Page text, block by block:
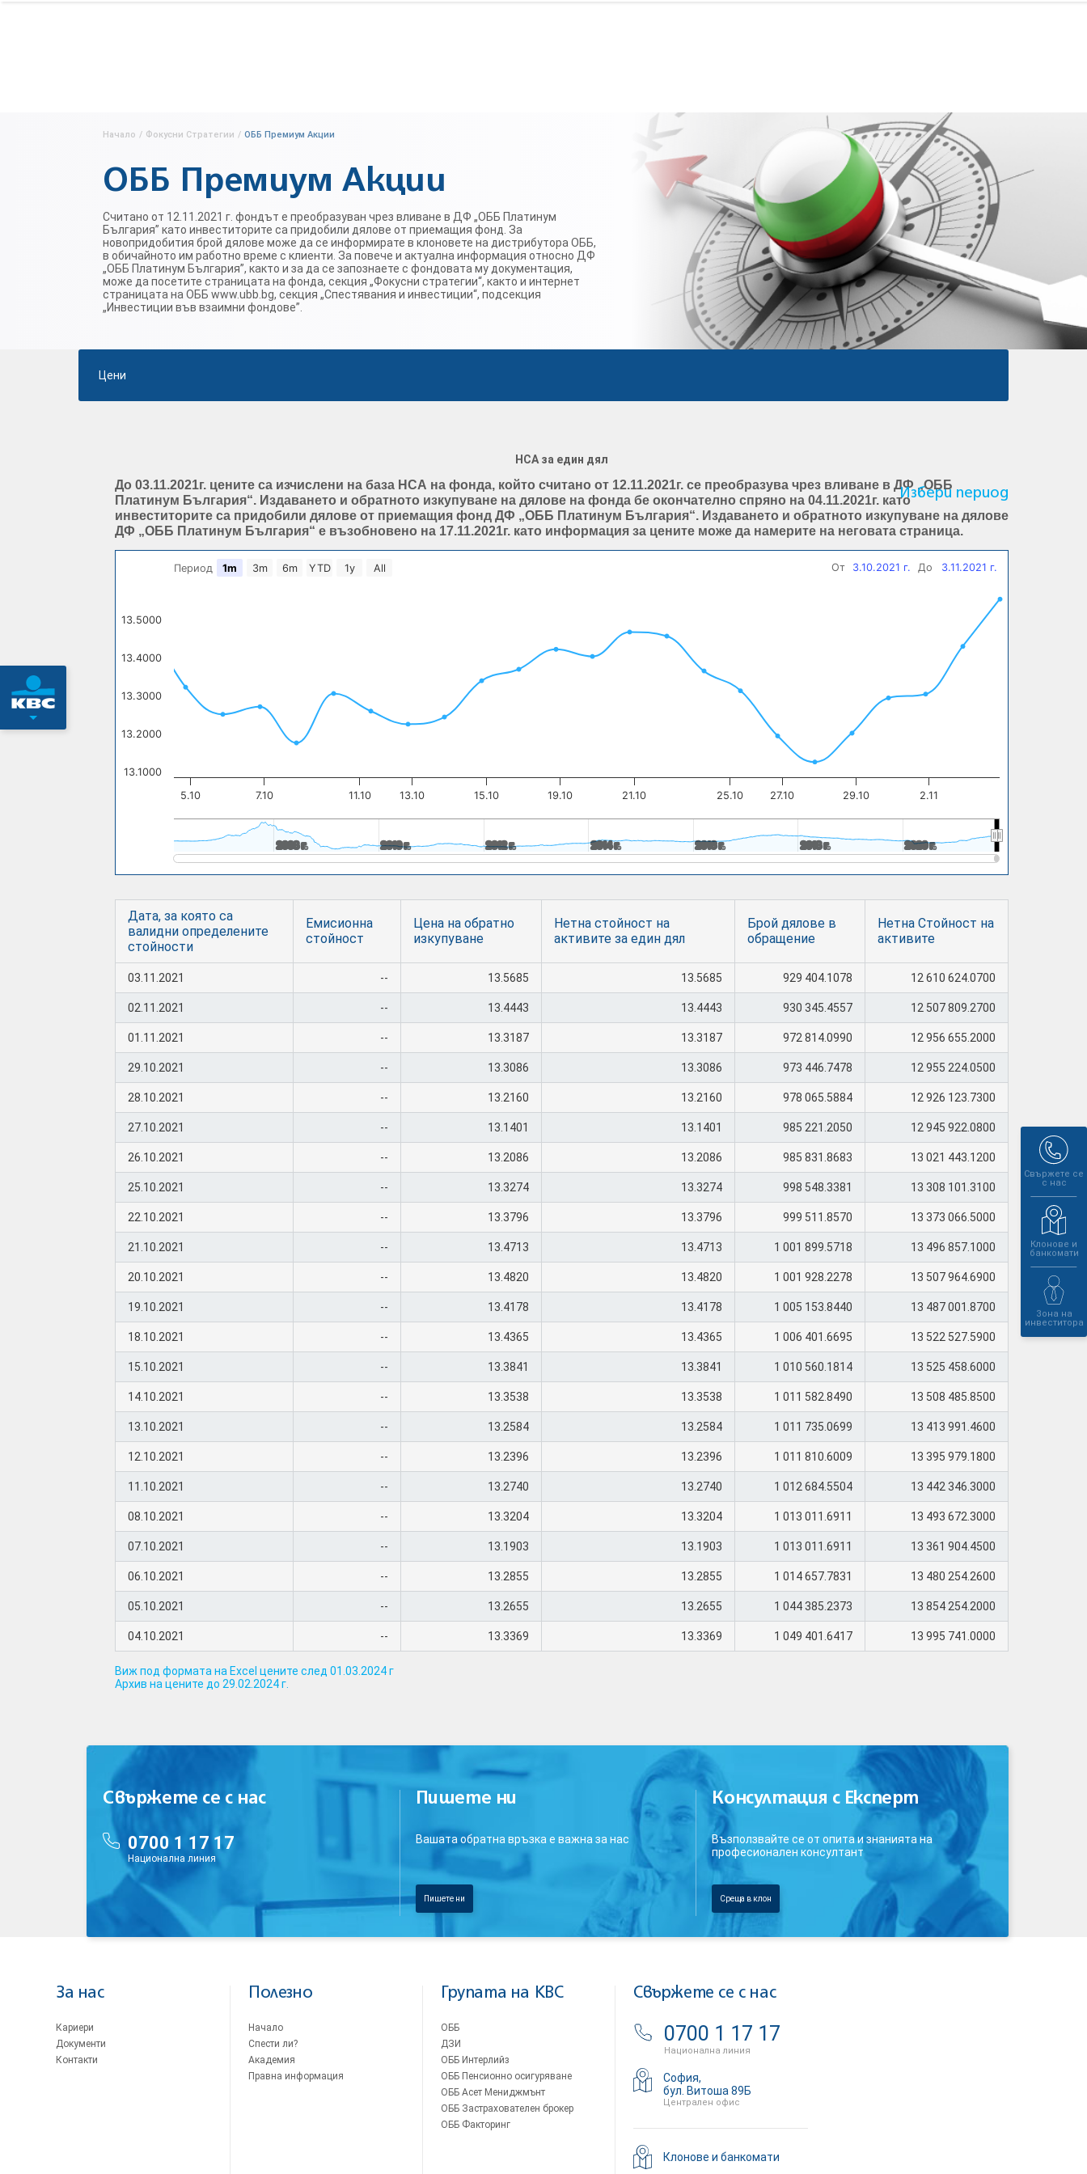
Свържете се
с нас
Клонове и
банкомати
Зона на
инвеститора
Начало / Фокусни Стратегии / ОББ Премиум Акции
ОББ Премиум Акции
Считано от 12.11.2021 г. фондът е преобразуван чрез вливане в ДФ „ОББ Платинум
България” като инвеститорите са придобили дялове от приемащия фонд. За
новопридобития брой дялове може да се информирате в клоновете на дистрибутора ОББ,
в обичайното им работно време с клиенти. За повече и актуална информация относно ДФ
„ОББ Платинум България”, както и за да се запознаете с фондовата му документация,
може да посетите страницата на фонда, секция „Фокусни стратегии“, както и интернет
страницата на ОББ www.ubb.bg, секция „Спестявания и инвестиции“, подсекция
„Инвестиции във взаимни фондове”.
Цени
Избери период
НСА за един дял
До 03.11.2021г. цените са изчислени на база НСА на фонда, който считано от 12.11.2021г. се преобразува чрез вливане в ДФ „ОББ
Платинум България“. Издаването и обратното изкупуване на дялове на фонда бе окончателно спряно на 04.11.2021г. като
инвеститорите са придобили дялове от приемащия фонд ДФ „ОББ Платинум България“. Издаването и обратното изкупуване на дялове
ДФ „ОББ Платинум България“ е възобновено на 17.11.2021г. като информация за цените може да намерите на неговата страница.
Период 1m 3m 6m YTD 1y All От 3.10.2021 г. До 3.11.2021 г.
5.10 7.10 11.10 13.10 15.10 19.10 21.10 25.10 27.10 29.10 2.11
2008 г.
2008 г. 2010 г.
2010 г. 2012 г.
2012 г. 2014 г.
2014 г. 2016 г.
2016 г. 2018 г.
2018 г. 2020 г.
2020 г.
13.1000
13.2000
13.3000
13.4000
13.5000
Дата, за която са
валидни определените
стойности
Емисионна
стойност
Цена на обратно
изкупуване
Нетна стойност на
активите за един дял
Брой дялове в
обращение
Нетна Стойност на
активите
03.11.2021 -- 13.5685 13.5685 929 404.1078 12 610 624.0700
02.11.2021 -- 13.4443 13.4443 930 345.4557 12 507 809.2700
01.11.2021 -- 13.3187 13.3187 972 814.0990 12 956 655.2000
29.10.2021 -- 13.3086 13.3086 973 446.7478 12 955 224.0500
28.10.2021 -- 13.2160 13.2160 978 065.5884 12 926 123.7300
27.10.2021 -- 13.1401 13.1401 985 221.2050 12 945 922.0800
26.10.2021 -- 13.2086 13.2086 985 831.8683 13 021 443.1200
25.10.2021 -- 13.3274 13.3274 998 548.3381 13 308 101.3100
22.10.2021 -- 13.3796 13.3796 999 511.8570 13 373 066.5000
21.10.2021 -- 13.4713 13.4713 1 001 899.5718 13 496 857.1000
20.10.2021 -- 13.4820 13.4820 1 001 928.2278 13 507 964.6900
19.10.2021 -- 13.4178 13.4178 1 005 153.8440 13 487 001.8700
18.10.2021 -- 13.4365 13.4365 1 006 401.6695 13 522 527.5900
15.10.2021 -- 13.3841 13.3841 1 010 560.1814 13 525 458.6000
14.10.2021 -- 13.3538 13.3538 1 011 582.8490 13 508 485.8500
13.10.2021 -- 13.2584 13.2584 1 011 735.0699 13 413 991.4600
12.10.2021 -- 13.2396 13.2396 1 011 810.6009 13 395 979.1800
11.10.2021 -- 13.2740 13.2740 1 012 684.5504 13 442 346.3000
08.10.2021 -- 13.3204 13.3204 1 013 011.6911 13 493 672.3000
07.10.2021 -- 13.1903 13.1903 1 013 011.6911 13 361 904.4500
06.10.2021 -- 13.2855 13.2855 1 014 657.7831 13 480 254.2600
05.10.2021 -- 13.2655 13.2655 1 044 385.2373 13 854 254.2000
04.10.2021 -- 13.3369 13.3369 1 049 401.6417 13 995 741.0000
Виж под формата на Excel цените след 01.03.2024 г
Архив на цените до 29.02.2024 г.
Свържете се с нас
0700 1 17 17
Национална линия
Пишете ни
Вашата обратна връзка е важна за нас
Пишете ни
Консултация с Експерт
Възползвайте се от опита и знанията на
професионален консултант
Среща в клон
За нас
Кариери
Документи
Контакти
Полезно
Начало
Спести ли?
Академия
Правна информация
Групата на KBC
ОББ
ДЗИ
ОББ Интерлийз
ОББ Пенсионно осигуряване
ОББ Асет Мениджмънт
ОББ Застрахователен брокер
ОББ Факторинг
Свържете се с нас
0700 1 17 17
Национална линия
София,
бул. Витоша 89Б
Централен офис
Клонове и банкомати